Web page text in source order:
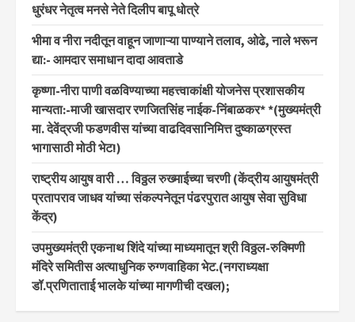
धुरंधर नेतृत्व मनसे नेते दिलीप बापू धोत्रे
भीमा व नीरा नदीतून वाहून जाणाऱ्या पाण्याने तलाव, ओढे, नाले भरून
द्या:- आमदार समाधान दादा आवताडे
कृष्णा-नीरा पाणी वळविण्याच्या महत्त्वाकांक्षी योजनेस प्रशासकीय
मान्यता:-माजी खासदार रणजितसिंह नाईक-निंबाळकर* *(मुख्यमंत्री
मा. देवेंद्रजी फडणवीस यांच्या वाढदिवसानिमित्त दुष्काळग्रस्त
भागासाठी मोठी भेट!)
राष्ट्रीय आयुष वारी … विठ्ठल रुख्माईच्या चरणी (केंद्रीय आयुषमंत्री
प्रतापराव जाधव यांच्या संकल्पनेतून पंढरपुरात आयुष सेवा सुविधा
केंद्र)
उपमुख्यमंत्री एकनाथ शिंदे यांच्या माध्यमातून श्री विठ्ठल-रुक्मिणी
मंदिरे समितीस अत्याधुनिक रुग्णवाहिका भेट.(नगराध्यक्षा
डॉ.प्रणिताताई भालके यांच्या मागणीची दखल);